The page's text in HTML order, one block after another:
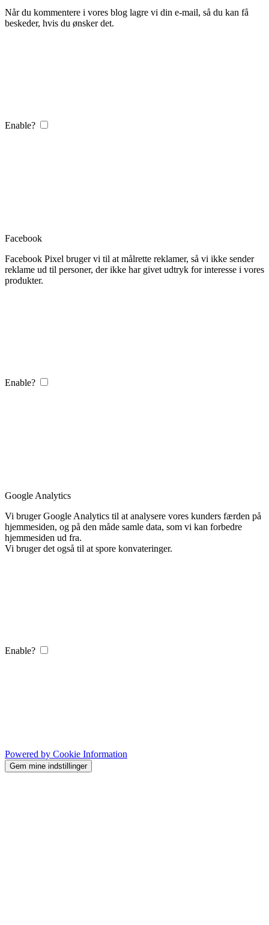
Når du kommentere i vores blog lagre vi din e-mail, så du kan få
beskeder, hvis du ønsker det.
Enable?
Facebook
Facebook Pixel bruger vi til at målrette reklamer, så vi ikke sender
reklame ud til personer, der ikke har givet udtryk for interesse i vores
produkter.
Enable?
Google Analytics
Vi bruger Google Analytics til at analysere vores kunders færden på
hjemmesiden, og på den måde samle data, som vi kan forbedre
hjemmesiden ud fra.
Vi bruger det også til at spore konvateringer.
Enable?
Powered by Cookie Information
Gem mine indstillinger